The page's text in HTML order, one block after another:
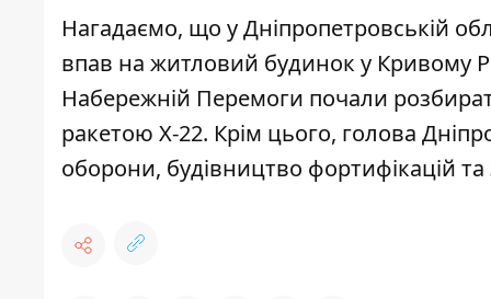
Нагадаємо, що у Дніпропетровській
впав на житловий будинок у Кривому
Набережній Перемоги почали
ракетою Х-22. Крім цього, голова
оборони, будівництво фортифікацій